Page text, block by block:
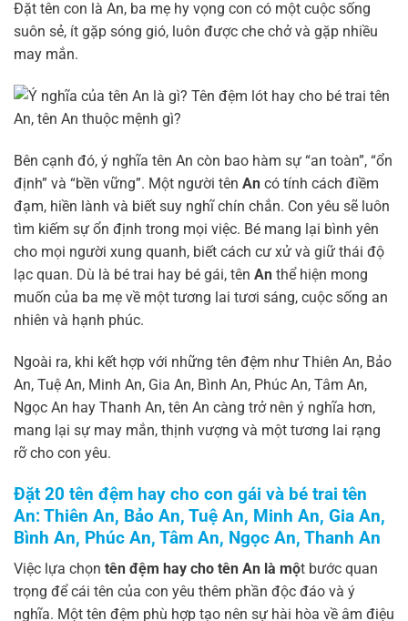
Đặt tên con là An, ba mẹ hy vọng con có một cuộc sống
suôn sẻ, ít gặp sóng gió, luôn được che chở và gặp nhiều
may mắn.
Bên cạnh đó, ý nghĩa tên An còn bao hàm sự “an toàn”, “ổn
định” và “bền vững”. Một người tên An có tính cách điềm
đạm, hiền lành và biết suy nghĩ chín chắn. Con yêu sẽ luôn
tìm kiếm sự ổn định trong mọi việc. Bé mang lại bình yên
cho mọi người xung quanh, biết cách cư xử và giữ thái độ
lạc quan. Dù là bé trai hay bé gái, tên An thể hiện mong
muốn của ba mẹ về một tương lai tươi sáng, cuộc sống an
nhiên và hạnh phúc.
Ngoài ra, khi kết hợp với những tên đệm như Thiên An, Bảo
An, Tuệ An, Minh An, Gia An, Bình An, Phúc An, Tâm An,
Ngọc An hay Thanh An, tên An càng trở nên ý nghĩa hơn,
mang lại sự may mắn, thịnh vượng và một tương lai rạng
rỡ cho con yêu.
Đặt 20 tên đệm hay cho con gái và bé trai tên
An: Thiên An, Bảo An, Tuệ An, Minh An, Gia An,
Bình An, Phúc An, Tâm An, Ngọc An, Thanh An
Việc lựa chọn tên đệm hay cho tên An là một bước quan
trọng để cái tên của con yêu thêm phần độc đáo và ý
nghĩa. Một tên đệm phù hợp tạo nên sự hài hòa về âm điệu